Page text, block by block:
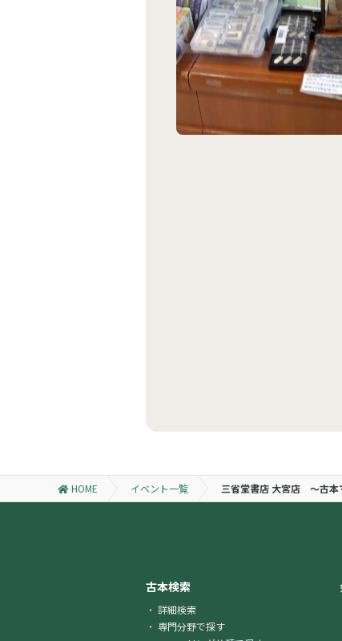
HOME イベント一覧 三省堂書店 大宮店 〜古本
古本検索
詳細検索
専門分野で探す